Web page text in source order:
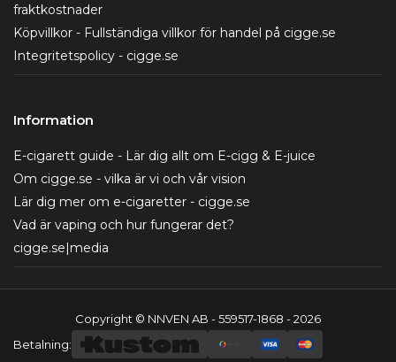
fraktkostnader
Köpvillkor - Fullständiga villkor för handel på cigge.se
Integritetspolicy - cigge.se
Information
E-cigarett guide - Lär dig allt om E-cigg & E-juice
Om cigge.se - vilka är vi och vår vision
Lär dig mer om e-cigaretter - cigge.se
Vad är vaping och hur fungerar det?
cigge.se|media
Copyright © NNVEN AB - 559517-1868 - 2026
Betalning: